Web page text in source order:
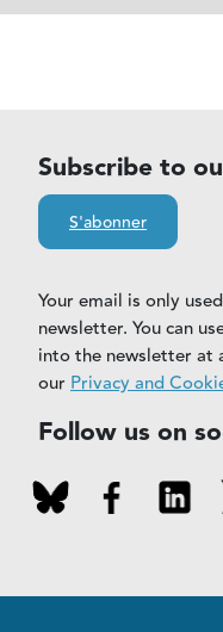
Subscribe to
S'abonner
Your email is only
newsletter. You can
into the newsletter at
our Privacy and
Follow us on